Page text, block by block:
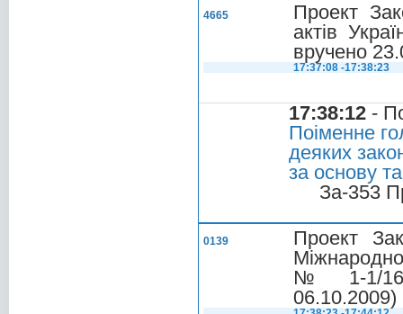
4665
Проект
актів
вручено
17:37:08 -17:38:23
17:38:12 -
Поіменне
деяких
за основу
За-353
0139
Проект
№ 1-1/
06.10.2009)